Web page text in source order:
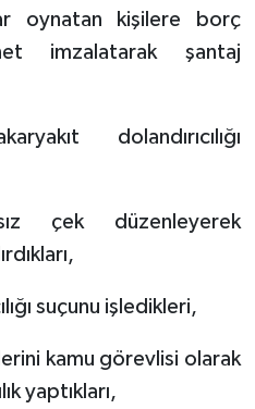
oynatan kişilere borç
imzalatarak şantaj
dolandırıcılığı
çek düzenleyerek
suçunu işledikleri,
kamu görevlisi olarak
yaptıkları,